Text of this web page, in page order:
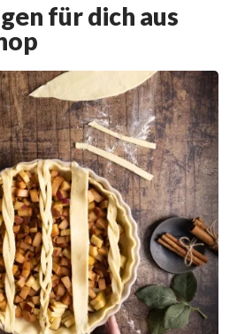
für dich aus